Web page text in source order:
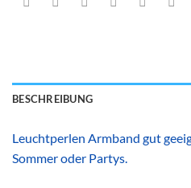
BESCHREIBUNG
Leuchtperlen Armband gut
Sommer oder Partys.